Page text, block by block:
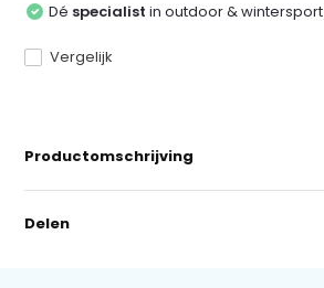
Dé specialist in outdoor & wintersport
Vergelijk
Productomschrijving
Delen